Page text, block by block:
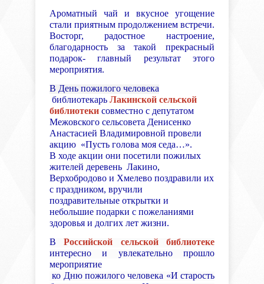
Ароматный чай и вкусное угощение
стали приятным продолжением встречи.
Восторг, радостное настроение,
благодарность за такой прекрасный
подарок- главный результат этого
мероприятия.
В День пожилого человека
библиотекарь Лакинской сельской
библиотеки совместно с депутатом
Межовского сельсовета Денисенко
Анастасией Владимировной провели
акцию «Пусть голова моя седа…».
В ходе акции они посетили пожилых
жителей деревень Лакино,
Верхобродово и Хмелево поздравили их
с праздником, вручили
поздравительные открытки и
небольшие подарки с пожеланиями
здоровья и долгих лет жизни.
ВРоссийской сельской библиотеке
интересно и увлекательно прошло
мероприятие
ко Дню пожилого человека «И старость